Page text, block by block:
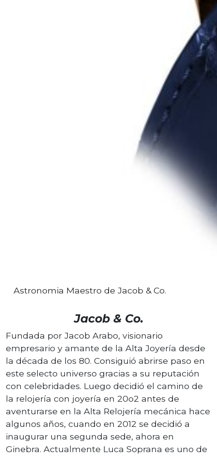
Astronomia Maestro de Jacob & Co.
Jacob & Co.
Fundada por Jacob Arabo, visionario
empresario y amante de la Alta Joyería desde
la década de los 80. Consiguió abrirse paso en
este selecto universo gracias a su reputación
con celebridades. Luego decidió el camino de
la relojería con joyería en 20o2 antes de
aventurarse en la Alta Relojería mecánica hace
algunos años, cuando en 2012 se decidió a
inaugurar una segunda sede, ahora en
Ginebra. Actualmente Luca Soprana es uno de